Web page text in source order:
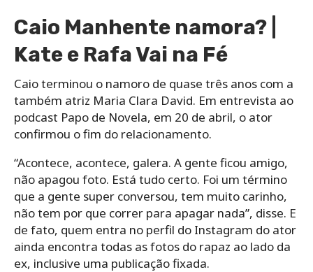
Caio Manhente namora? |
Kate e Rafa Vai na Fé
Caio terminou o namoro de quase três anos com a
também atriz Maria Clara David. Em entrevista ao
podcast Papo de Novela, em 20 de abril, o ator
confirmou o fim do relacionamento.
“Acontece, acontece, galera. A gente ficou amigo,
não apagou foto. Está tudo certo. Foi um término
que a gente super conversou, tem muito carinho,
não tem por que correr para apagar nada”, disse. E
de fato, quem entra no perfil do Instagram do ator
ainda encontra todas as fotos do rapaz ao lado da
ex, inclusive uma publicação fixada.